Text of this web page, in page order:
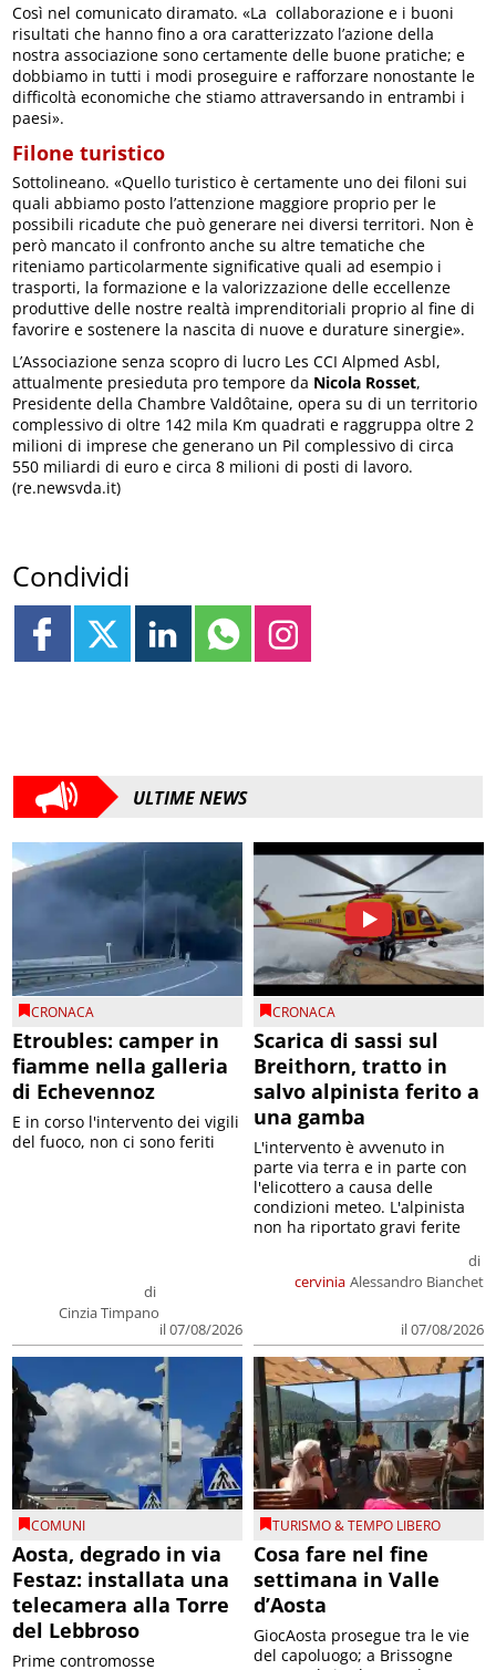
Così nel comunicato diramato. «La collaborazione e i buoni
risultati che hanno fino a ora caratterizzato l’azione della
nostra associazione sono certamente delle buone pratiche; e
dobbiamo in tutti i modi proseguire e rafforzare nonostante le
difficoltà economiche che stiamo attraversando in entrambi i
paesi».
Filone turistico
Sottolineano. «Quello turistico è certamente uno dei filoni sui
quali abbiamo posto l’attenzione maggiore proprio per le
possibili ricadute che può generare nei diversi territori. Non è
però mancato il confronto anche su altre tematiche che
riteniamo particolarmente significative quali ad esempio i
trasporti, la formazione e la valorizzazione delle eccellenze
produttive delle nostre realtà imprenditoriali proprio al fine di
favorire e sostenere la nascita di nuove e durature sinergie».
L’Associazione senza scopro di lucro Les CCI Alpmed Asbl,
attualmente presieduta pro tempore da Nicola Rosset,
Presidente della Chambre Valdôtaine, opera su di un territorio
complessivo di oltre 142 mila Km quadrati e raggruppa oltre 2
milioni di imprese che generano un Pil complessivo di circa
550 miliardi di euro e circa 8 milioni di posti di lavoro.
(re.newsvda.it)
Condividi
ULTIME NEWS
CRONACA
Etroubles: camper in
fiamme nella galleria
di Echevennoz
di
Cinzia Timpano
il 07/08/2026
E in corso l'intervento dei vigili
del fuoco, non ci sono feriti
CRONACA
Scarica di sassi sul
Breithorn, tratto in
salvo alpinista ferito a
una gamba
cervinia
di
Alessandro Bianchet
il 07/08/2026
L'intervento è avvenuto in
parte via terra e in parte con
l'elicottero a causa delle
condizioni meteo. L'alpinista
non ha riportato gravi ferite
COMUNI
Aosta, degrado in via
Festaz: installata una
telecamera alla Torre
del Lebbroso
Prime contromosse
TURISMO & TEMPO LIBERO
Cosa fare nel fine
settimana in Valle
d’Aosta
GiocAosta prosegue tra le vie
del capoluogo; a Brissogne